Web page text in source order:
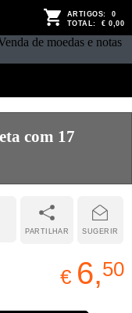
ARTIGOS: 0
TOTAL: € 0,00
com 17
SUGERIR
PARTILHAR
€ 6,50